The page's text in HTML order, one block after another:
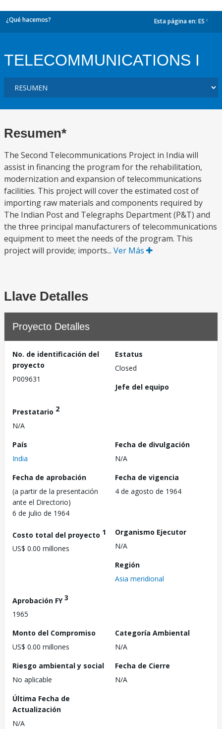
¿Qué hacemos? Esta página en: ES
TELECOMMUNICATIONS I
Resumen*
The Second Telecommunications Project in India will
assist in financing the program for the rehabilitation,
modernization and expansion of telecommunications
facilities. This project will cover the estimated cost of
importing raw materials and components required by
The Indian Post and Telegraphs Department (P&T) and
the three principal manufacturers of telecommunications
equipment to meet the needs of the program. This
project will provide; imports... Ver Más
Llave Detalles
Proyecto Detalles
No. de identificación del
proyecto
P009631
Estatus
Closed
Jefe del equipo
Prestatario 2
N/A
País
India
Fecha de divulgación
N/A
Fecha de aprobación
(a partir de la presentación
ante el Directorio)
6 de julio de 1964
Fecha de vigencia
4 de agosto de 1964
Costo total del proyecto 1
US$ 0.00 millones
Organismo Ejecutor
N/A
Región
Asia meridional
Aprobación FY3
1965
Monto del Compromiso
US$ 0.00 millones
Categoría Ambiental
N/A
Riesgo ambiental y social
No aplicable
Fecha de Cierre
N/A
Última Fecha de
Actualización
N/A